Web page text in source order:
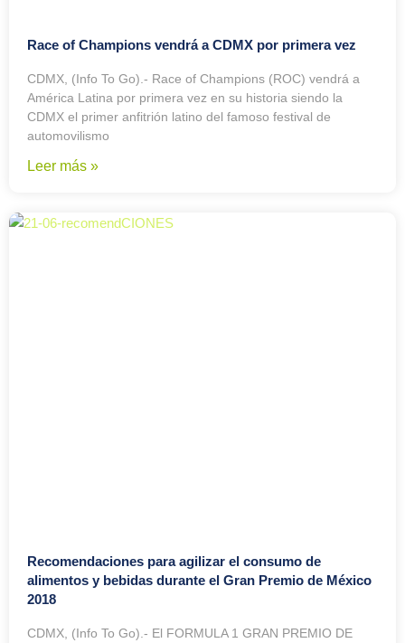
Race of Champions vendrá a CDMX por primera vez
CDMX, (Info To Go).- Race of Champions (ROC) vendrá a
América Latina por primera vez en su historia siendo la
CDMX el primer anfitrión latino del famoso festival de
automovilismo
Leer más »
Recomendaciones para agilizar el consumo de
alimentos y bebidas durante el Gran Premio de México
2018
CDMX, (Info To Go).- El FORMULA 1 GRAN PREMIO DE